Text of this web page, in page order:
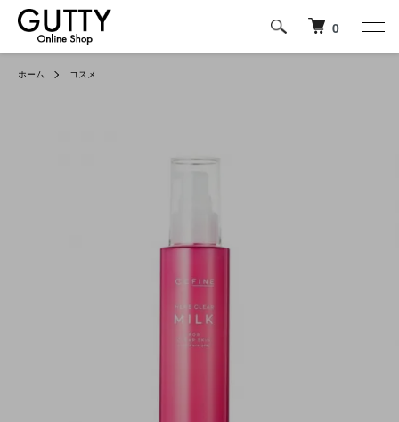
0
ホーム コスメ